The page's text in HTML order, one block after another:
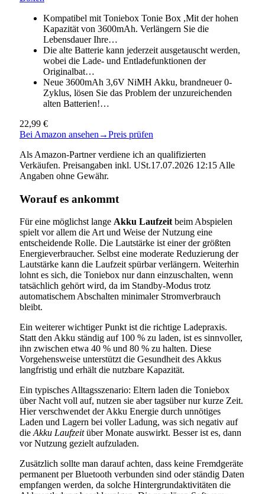
Kompatibel mit Toniebox Tonie Box ,Mit der hohen
Kapazität von 3600mAh. Verlängern Sie die
Lebensdauer Ihre…
Die alte Batterie kann jederzeit ausgetauscht werden,
wobei die Lade- und Entladefunktionen der
Originalbat…
Neue 3600mAh 3,6V NiMH Akku, brandneuer 0-
Zyklus, lösen Sie das Problem der unzureichenden
alten Batterien!…
22,99 €
Bei Amazon ansehen →Preis prüfen
Als Amazon-Partner verdiene ich an qualifizierten
Verkäufen. Preisangaben inkl. USt.17.07.2026 12:15 Alle
Angaben ohne Gewähr.
Worauf es ankommt
Für eine möglichst lange Akku Laufzeit beim Abspielen
spielt vor allem die Art und Weise der Nutzung eine
entscheidende Rolle. Die Lautstärke ist einer der größten
Energieverbraucher. Selbst eine moderate Reduzierung der
Lautstärke kann die Laufzeit spürbar verlängern. Weiterhin
lohnt es sich, die Toniebox nur dann einzuschalten, wenn
tatsächlich gehört wird, da im Standby-Modus trotz
automatischem Abschalten minimaler Stromverbrauch
bleibt.
Ein weiterer wichtiger Punkt ist die richtige Ladepraxis.
Statt den Akku ständig auf 100 % zu laden, ist es sinnvoller,
ihn zwischen etwa 40 % und 80 % zu halten. Diese
Vorgehensweise unterstützt die Gesundheit des Akkus
langfristig und erhält die nutzbare Kapazität.
Ein typisches Alltagsszenario: Eltern laden die Toniebox
über Nacht voll auf, nutzen sie aber tagsüber nur kurze Zeit.
Hier verschwendet der Akku Energie durch unnötiges
Laden und Lagern bei voller Ladung, was sich negativ auf
die Akku Laufzeitüber Monate auswirkt. Besser ist es, dann
vor Nutzung gezielt aufzuladen.
Zusätzlich sollte man darauf achten, dass keine Fremdgeräte
permanent per Bluetooth verbunden sind oder ständig Daten
empfangen werden, da solche Hintergrundaktivitäten die